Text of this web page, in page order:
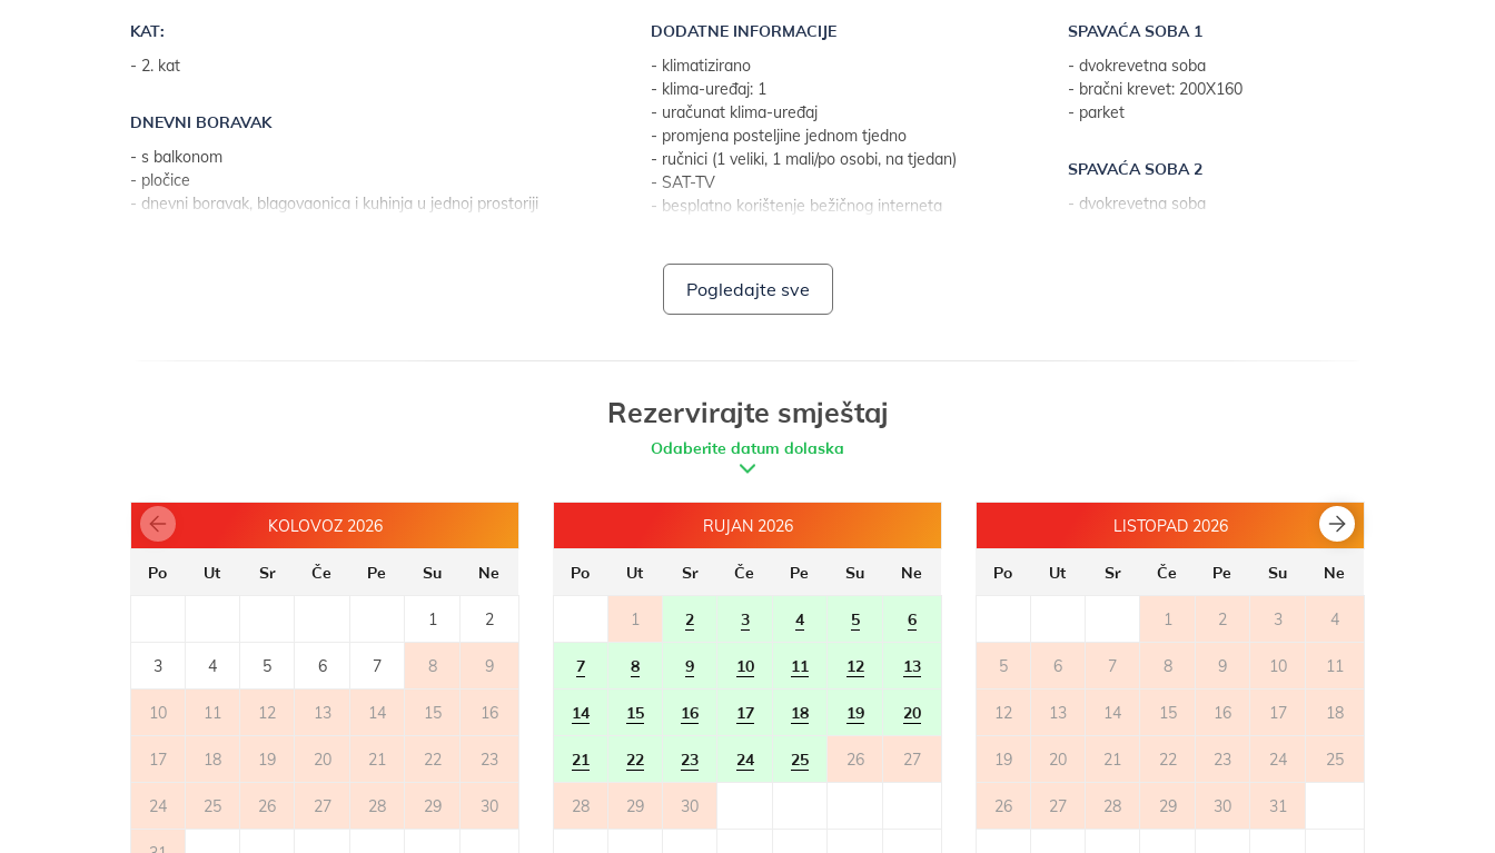
KAT:
- 2. kat
DNEVNI BORAVAK
- s balkonom
- pločice
- dnevni boravak, blagovaonica i kuhinja u jednoj prostoriji
- privatan balkon
- natkriven
- stol i stolice na balkonu
VANJSKI PROSTOR
- parking: 1
DODATNE INFORMACIJE
- klimatizirano
- klima-uređaj: 1
- uračunat klima-uređaj
- promjena posteljine jednom tjedno
- ručnici (1 veliki, 1 mali/po osobi, na tjedan)
- SAT-TV
- besplatno korištenje bežičnog interneta
KUPAONICA 1
- kupaonica s WC-om
- s tušem
SPAVAĆA SOBA 1
- dvokrevetna soba
- bračni krevet: 200X160
- parket
SPAVAĆA SOBA 2
- dvokrevetna soba
Pogledajte sve
Rezervirajte smještaj
Odaberite datum dolaska
KOLOVOZ 2026
Po Ut Sr Če Pe Su Ne
1 2
3 4 5 6 7 8 9
10 11 12 13 14 15 16
17 18 19 20 21 22 23
24 25 26 27 28 29 30
RUJAN 2026
Po Ut Sr Če Pe Su Ne
1 2 3 4 5 6
7 8 9 10 11 12 13
14 15 16 17 18 19 20
21 22 23 24 25 26 27
28 29 30
LISTOPAD 2026
Po Ut Sr Če Pe Su Ne
1 2 3 4
5 6 7 8 9 10 11
12 13 14 15 16 17 18
19 20 21 22 23 24 25
26 27 28 29 30 31